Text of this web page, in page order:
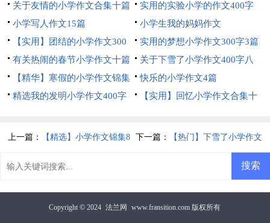
关于友情的小学作文合集十篇
实用的实验小学的作文400字
四篇
小学写人作文15篇
小学生我的妈妈作文
【实用】团结的小学作文300
字4篇
实用的梦想小学作文300字3篇
有关热闹的春节小学作文十篇
关于下雪了小学作文400字八
篇
【精华】寒假的小学作文锦集
六篇
快乐的小学作文4篇
精选我的发明小学作文400字
【实用】回忆小学作文合集十
上一篇： 【精选】小学作文锦集8 下一篇： 【热门】下雪了小学作文
Copyright © 2024 法兰网 www.fransition.com 版权所有